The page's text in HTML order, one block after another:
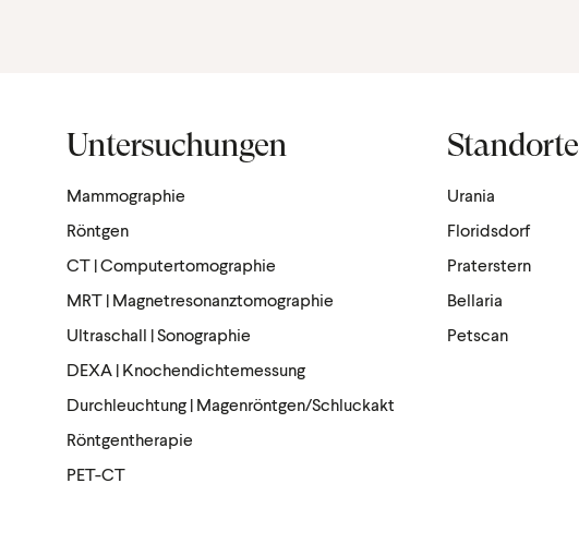
Untersuchungen
Mammographie
Röntgen
CT | Computertomographie
MRT | Magnetresonanztomographie
Ultraschall | Sonographie
DEXA | Knochendichtemessung
Durchleuchtung | Magenröntgen/Schluckakt
Röntgen­the­rapie
PET-CT
Standorte
Urania
Floridsdorf
Praterstern
Bellaria
Petscan